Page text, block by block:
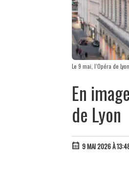
Le 9 mai, l’Opéra de
En
de Lyon
9 MAI 2026 À